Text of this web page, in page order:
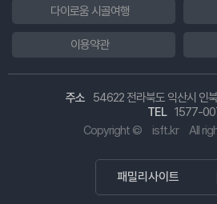
다이로움 시골여행
이용약관
주소
54622 전라북도 익산시 인
TEL 1577-
Copyright ©
isft.kr All
패밀리사이트